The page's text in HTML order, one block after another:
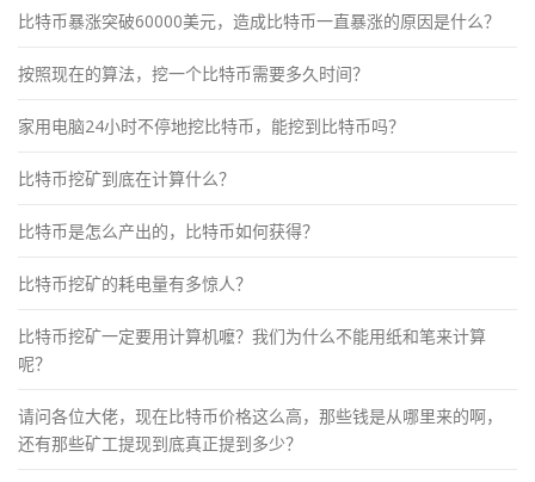
比特币暴涨突破60000美元，造成比特币一直暴涨的原因是什么？
按照现在的算法，挖一个比特币需要多久时间？
家用电脑24小时不停地挖比特币，能挖到比特币吗？
比特币挖矿到底在计算什么？
比特币是怎么产出的，比特币如何获得？
比特币挖矿的耗电量有多惊人？
比特币挖矿一定要用计算机嚒？我们为什么不能用纸和笔来计算
呢？
请问各位大佬，现在比特币价格这么高，那些钱是从哪里来的啊，
还有那些矿工提现到底真正提到多少？